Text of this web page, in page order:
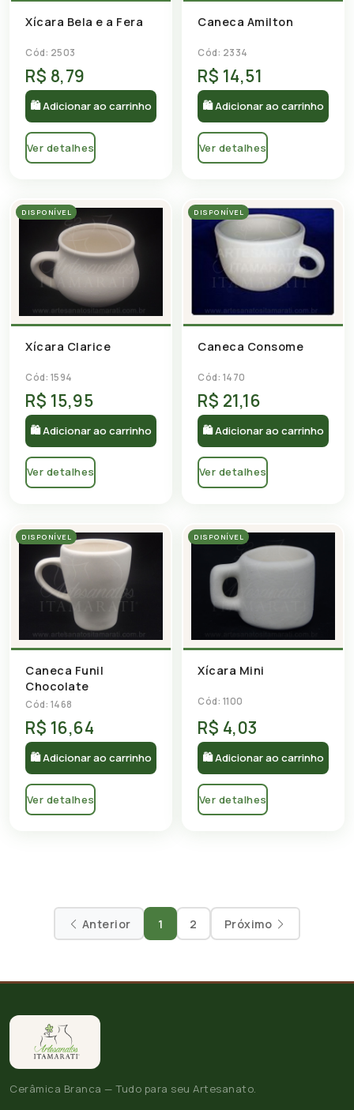
Xícara Bela e a Fera
Cód: 2503
R$ 8,79
🛍 Adicionar ao carrinho
Ver detalhes
Caneca Amilton
Cód: 2334
R$ 14,51
🛍 Adicionar ao carrinho
Ver detalhes
DISPONÍVEL
Xícara Clarice
Cód: 1594
R$ 15,95
🛍 Adicionar ao carrinho
Ver detalhes
DISPONÍVEL
Caneca Consome
Cód: 1470
R$ 21,16
🛍 Adicionar ao carrinho
Ver detalhes
DISPONÍVEL
Caneca Funil
Chocolate
Cód: 1468
R$ 16,64
🛍 Adicionar ao carrinho
Ver detalhes
DISPONÍVEL
Xícara Mini
Cód: 1100
R$ 4,03
🛍 Adicionar ao carrinho
Ver detalhes
Anterior 1 2 Próximo
Cerâmica Branca — Tudo para seu Artesanato.